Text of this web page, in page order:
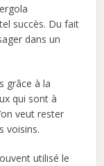
succès. Du fait
dans un
grâce à la
qui sont à
veut rester
voisins.
utilisé le